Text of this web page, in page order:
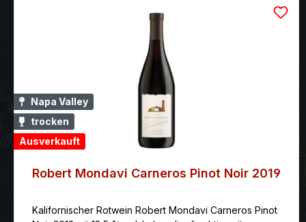
Napa Valley
trocken
Ausverkauft
Robert Mondavi Carneros Pinot Noir 2019
Kalifornischer Rotwein Robert Mondavi Carneros Pinot